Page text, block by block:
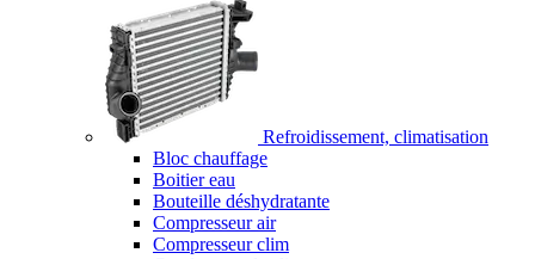
Refroidissement, climatisation
Bloc chauffage
Boitier eau
Bouteille déshydratante
Compresseur air
Compresseur clim